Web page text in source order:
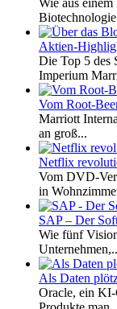
Wie aus
Aktien-
Die Top 5 des
Imperium
Vom Root-
Marriott
an groß...
Netflix
Vom DVD-
in
SAP – Der
Wie fünf
Als Daten
Oracle, ein KI-